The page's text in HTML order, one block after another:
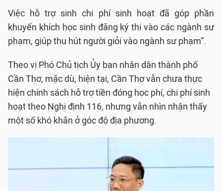
Việc hỗ trợ sinh chi phí sinh hoạt đã góp phần
khuyến khích học sinh đăng ký thi vào các ngành sư
phạm, giúp thu hút người giỏi vào ngành sư phạm”.
Theo vị Phó Chủ tịch Ủy ban nhân dân thành phố
Cần Thơ, mặc dù, hiện tại, Cần Thơ vẫn chưa thực
hiện chính sách hỗ trợ tiền đóng học phí, chi phí sinh
hoạt theo Nghị định 116, nhưng vẫn nhìn nhận thấy
một số khó khăn ở góc độ địa phương.